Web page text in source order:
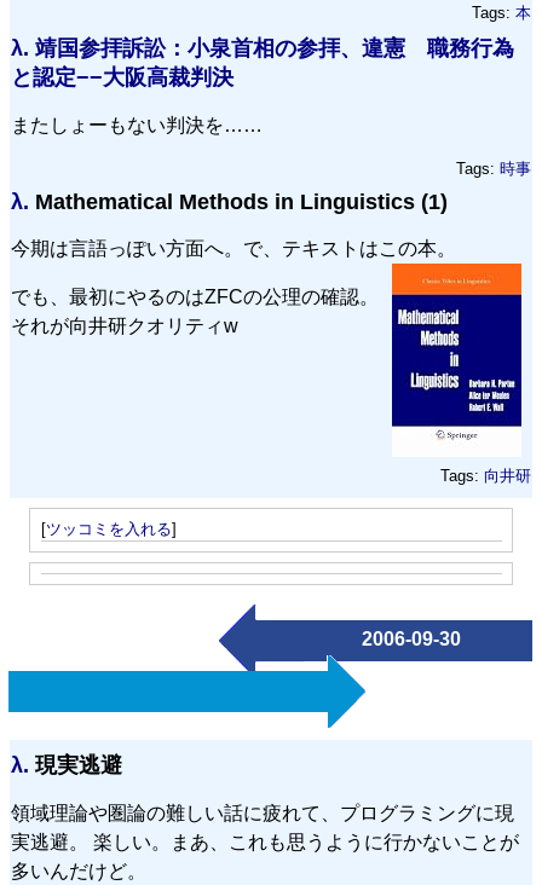
Tags: 本
λ. 靖国参拝訴訟：小泉首相の参拝、違憲 職務行為
と認定−−大阪高裁判決
またしょーもない判決を……
Tags: 時事
λ. Mathematical Methods in Linguistics (1)
今期は言語っぽい方面へ。で、テキストはこの本。
でも、最初にやるのはZFCの公理の確認。
それが向井研クオリティw
Tags: 向井研
[ツッコミを入れる]
2006-09-30
λ. 現実逃避
領域理論や圏論の難しい話に疲れて、プログラミングに現
実逃避。 楽しい。まあ、これも思うように行かないことが
多いんだけど。